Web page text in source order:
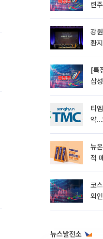
련
강
환
[특
삼
티
약
뉴
적
코
외
뉴스발전소